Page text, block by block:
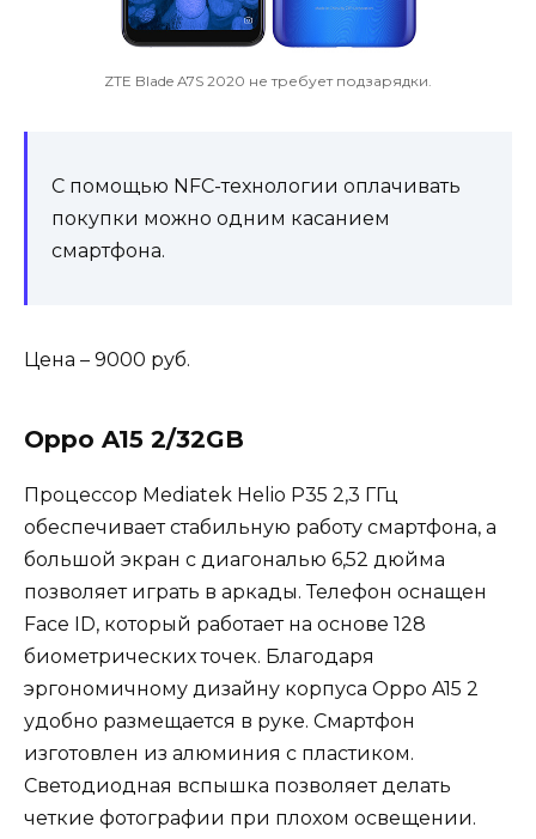
ZTE Blade A7S 2020 не требует подзарядки.
С помощью NFC-технологии оплачивать
покупки можно одним касанием
смартфона.
Цена – 9000 руб.
Oppo A15 2/32GB
Процессор Mediatek Helio P35 2,3 ГГц
обеспечивает стабильную работу смартфона, а
большой экран с диагональю 6,52 дюйма
позволяет играть в аркады. Телефон оснащен
Face ID, который работает на основе 128
биометрических точек. Благодаря
эргономичному дизайну корпуса Oppo A15 2
удобно размещается в руке. Смартфон
изготовлен из алюминия с пластиком.
Светодиодная вспышка позволяет делать
четкие фотографии при плохом освещении.